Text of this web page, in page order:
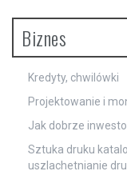
Biznes
Kredyty, chwilówki
Projektowanie i
Jak dobrze
Sztuka druku
uszlachetnianie